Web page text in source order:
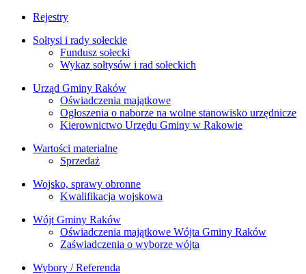
Rejestry
Sołtysi i rady sołeckie
Fundusz sołecki
Wykaz sołtysów i rad sołeckich
Urząd Gminy Raków
Oświadczenia majątkowe
Ogłoszenia o naborze na wolne stanowisko urzędnicze
Kierownictwo Urzędu Gminy w Rakowie
Wartości materialne
Sprzedaż
Wojsko, sprawy obronne
Kwalifikacja wojskowa
Wójt Gminy Raków
Oświadczenia majątkowe Wójta Gminy Raków
Zaświadczenia o wyborze wójta
Wybory / Referenda